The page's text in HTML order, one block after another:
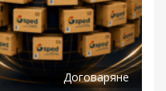
Договаряне